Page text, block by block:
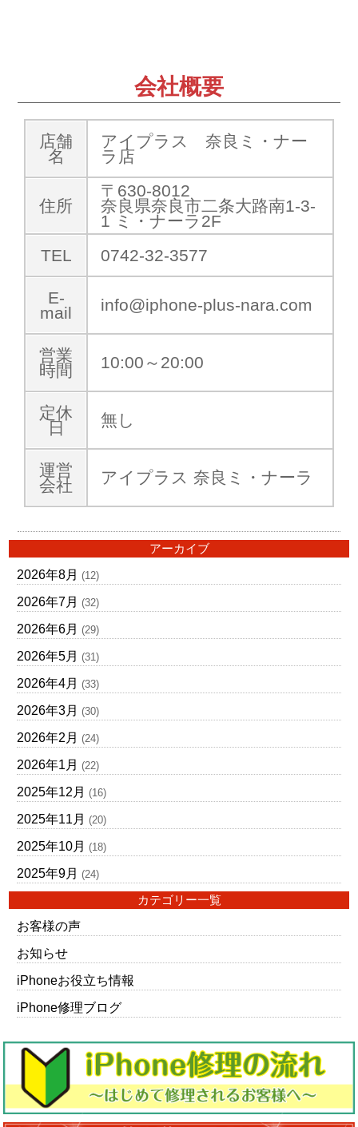
会社概要
店舗
名
アイプラス 奈良ミ・ナー
ラ店
住所
〒630-8012
奈良県奈良市二条大路南1-3-
1 ミ・ナーラ2F
TEL
0742-32-3577
E-
mail
info@iphone-plus-nara.com
営業
時間
10:00～20:00
定休
日
無し
運営
会社
アイプラス 奈良ミ・ナーラ
アーカイブ
2026年8月 (12)
2026年7月 (32)
2026年6月 (29)
2026年5月 (31)
2026年4月 (33)
2026年3月 (30)
2026年2月 (24)
2026年1月 (22)
2025年12月 (16)
2025年11月 (20)
2025年10月 (18)
2025年9月 (24)
カテゴリー一覧
お客様の声
お知らせ
iPhoneお役立ち情報
iPhone修理ブログ